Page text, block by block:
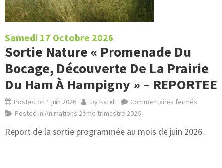
Samedi 17 Octobre 2026
Sortie Nature « Promenade Du
Bocage, Découverte De La Prairie
Du Ham À Hampigny » – REPORTEE
Posted on 1 juin 2026 by Katell
Commentaires fermés
Posted in Animations 2ème trimestre 2026
Report de la sortie programmée au mois de juin 2026.